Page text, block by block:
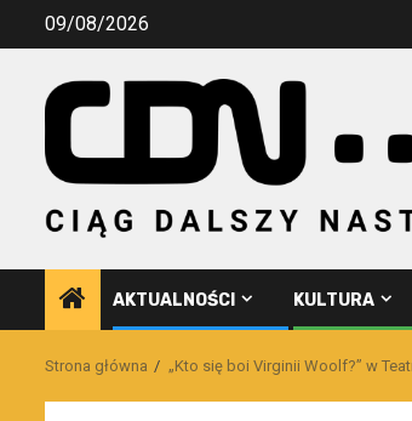
Przejdź09/08/2026
AKTUALNOŚCI KULTURA
Strona główna „Kto się boi Virginii Woolf?” w